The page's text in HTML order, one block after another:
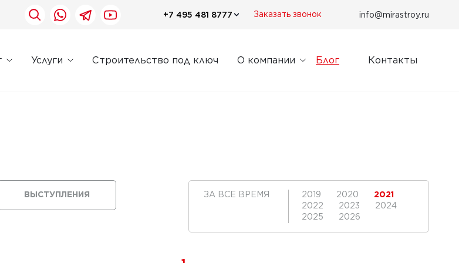
+7 495 481 8777 Заказать звонок info@mirastroy.ru
Услуги Строительство под ключ О компании Блог Контакты
ВЫСТУПЛЕНИЯ ЗА ВСЕ ВРЕМЯ 2019 2020
2021
2022
2023
2024
2025
2026